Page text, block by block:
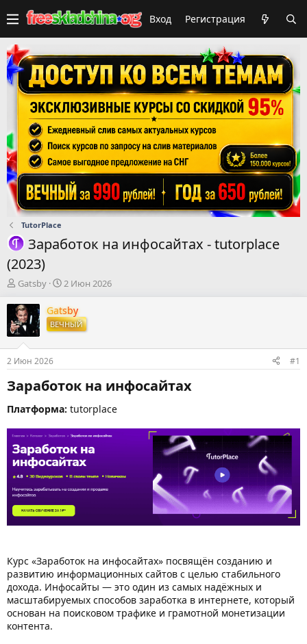
Вход Регистрация
TutorPlace
Заработок на инфосайтах - tutorplace
(2023)
А
т
о
р
т
е
м
ы
Gatsby
Д
т
а
н
а
л
а
2 Июн 2026
Gatsby
ВЕЧНЫЙ
2 Июн 2026 #1
Заработок на инфосайтах​
Платформа: tutorplace
Курс «Заработок на инфосайтах» посвящён созданию и
развитию информационных сайтов с целью стабильного
дохода. Инфосайты — это один из самых надёжных и
масштабируемых способов заработка в интернете, который
основан на поисковом трафике и грамотной монетизации
контента.